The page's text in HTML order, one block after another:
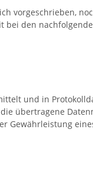
vorgeschrieben,
bei den
und in
übertragene
Gewährleistung